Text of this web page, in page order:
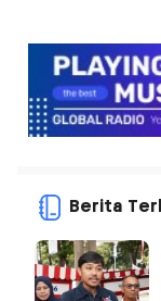
Berita